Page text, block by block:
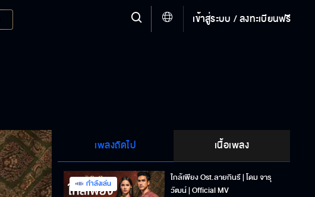
เข้าสู่ระบบ / ลงทะเบียนฟรี
เพลงถัดไป เนื้อเพลง
กำลังเล่น
ใกล้เพียง Ost.ลายกินรี | โดม จารุ
วัฒน์ | Official MV